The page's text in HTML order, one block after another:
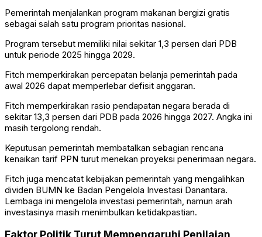
Pemerintah menjalankan program makanan bergizi gratis
sebagai salah satu program prioritas nasional.
Program tersebut memiliki nilai sekitar 1,3 persen dari PDB
untuk periode 2025 hingga 2029.
Fitch memperkirakan percepatan belanja pemerintah pada
awal 2026 dapat memperlebar defisit anggaran.
Fitch memperkirakan rasio pendapatan negara berada di
sekitar 13,3 persen dari PDB pada 2026 hingga 2027. Angka ini
masih tergolong rendah.
Keputusan pemerintah membatalkan sebagian rencana
kenaikan tarif PPN turut menekan proyeksi penerimaan negara.
Fitch juga mencatat kebijakan pemerintah yang mengalihkan
dividen BUMN ke Badan Pengelola Investasi Danantara.
Lembaga ini mengelola investasi pemerintah, namun arah
investasinya masih menimbulkan ketidakpastian.
Faktor Politik Turut Mempengaruhi Penilaian